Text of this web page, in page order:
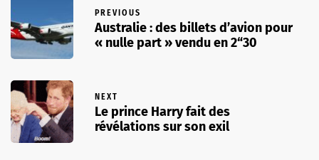
PREVIOUS
Australie : des billets d’avion pour
« nulle part » vendu en 2“30
NEXT
Le prince Harry fait des
révélations sur son exil